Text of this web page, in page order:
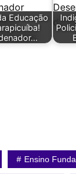
Educação
Ensino